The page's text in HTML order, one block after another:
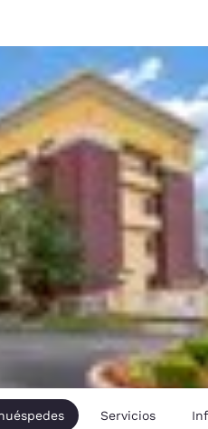
Germany
English
France
Français
Italiano
India
English
Servicios